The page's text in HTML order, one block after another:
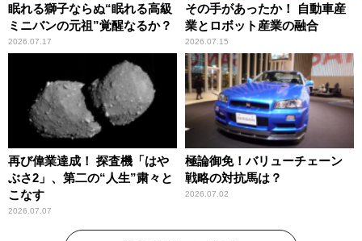
眠れる獅子ならぬ“眠れる高級
ミニバンの元祖”覚醒なるか？
2026.07.17
その手があったか！ 自動車産
業とロボット産業の融合
2026.07.15
再び偉業達成！ 探査機「はや
ぶさ2」、第二の“人生”粛々と
こなす
2026.07.07
極論御免！バリューチェーン
戦略の対抗馬は？
2026.07.02